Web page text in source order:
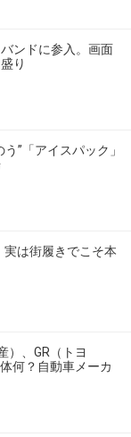
ンドに参入。画面
り
”「アイスパック」
は街履きでこそ本
）、GR（トヨ
何？自動車メーカ